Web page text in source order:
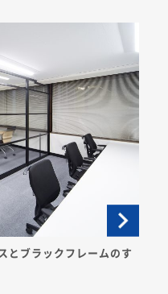
とブラックフレームのす